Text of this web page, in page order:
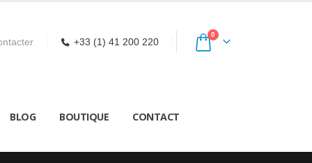
+33 (1) 41 200 220
0
BLOG BOUTIQUE CONTACT